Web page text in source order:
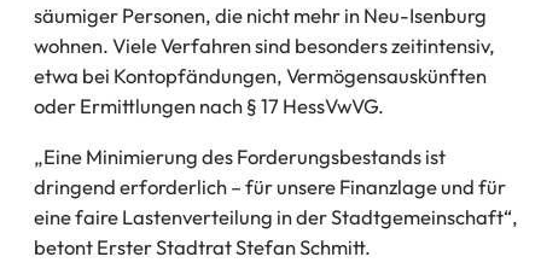
säumiger Personen, die nicht mehr in Neu-Isenburg
wohnen. Viele Verfahren sind besonders zeitintensiv,
etwa bei Kontopfändungen, Vermögensauskünften
oder Ermittlungen nach § 17 HessVwVG.
„Eine Minimierung des Forderungsbestands ist
dringend erforderlich – für unsere Finanzlage und für
eine faire Lastenverteilung in der Stadtgemeinschaft“,
betont Erster Stadtrat Stefan Schmitt.